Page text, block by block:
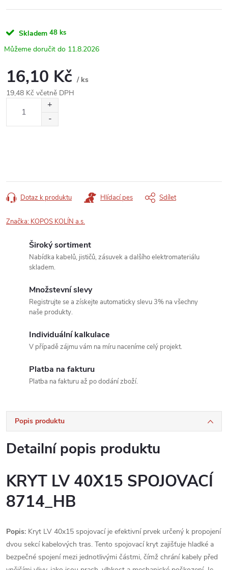
Skladem 48 ks
11.8.2026
16,10 Kč / ks
19,48 Kč včetně DPH
Dotaz k produktu Hlídací pes Sdílet
Značka: KOPOS KOLÍN a.s.
Široký sortiment
Nabídka kabelů, jističů, zásuvek a dalšího elektromateriálu
skladem.
Množstevní slevy
Registrujte se a získejte automaticky slevu 3% na všechny
naše produkty.
Individuální kalkulace
V případě zájmu vám na míru naceníme celý projekt.
Platba na fakturu
Platba na fakturu až po dodání zboží.
Popis produktu
Detailní popis produktu
KRYT LV 40X15 SPOJOVACÍ
8714_HB
Popis: Kryt LV 40x15 spojovací je efektivní prvek určený k propojení
dvou sekcí kabelových tras. Tento spojovací kryt zajišťuje hladké a
bezpečné spojení mezi jednotlivými částmi, čímž chrání kabely před